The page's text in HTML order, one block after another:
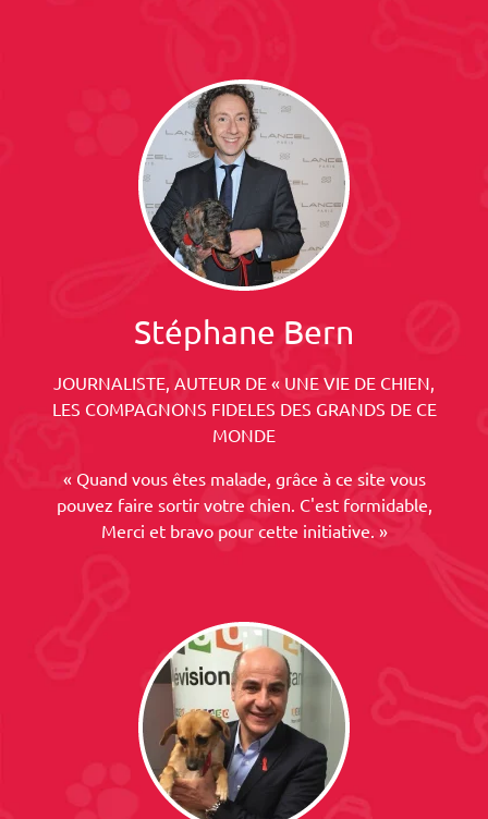
Stéphane Bern
JOURNALISTE, AUTEUR DE « UNE VIE DE CHIEN,
LES COMPAGNONS FIDELES DES GRANDS DE CE
MONDE
« Quand vous êtes malade, grâce à ce site vous
pouvez faire sortir votre chien. C'est formidable,
Merci et bravo pour cette initiative. »